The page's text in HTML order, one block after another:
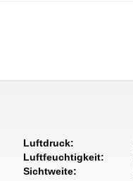
Luftdruck:
Luftfeuchtigkeit:
Sichtweite: